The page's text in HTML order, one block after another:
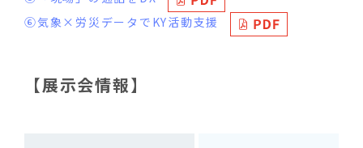
⑥気象×労災データでKY活動支援
【展示会情報】